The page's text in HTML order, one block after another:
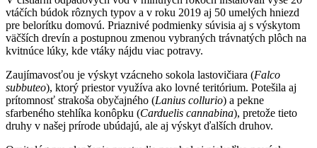
vtáčích búdok rôznych typov a v roku 2019 aj 50 umelých hniezd
pre belorítku domovú. Priaznivé podmienky súvisia aj s výskytom
väčších drevín a postupnou zmenou vybraných trávnatých plôch na
kvitnúce lúky, kde vtáky nájdu viac potravy.
Zaujímavosťou je výskyt vzácneho sokola lastovičiara (Falco
subbuteo), ktorý priestor využíva ako lovné teritórium. Potešila aj
prítomnosť strakoša obyčajného (Lanius collurio) a pekne
sfarbeného stehlíka konôpku (Carduelis cannabina), pretože tieto
druhy v našej prírode ubúdajú, ale aj výskyt ďalších druhov.